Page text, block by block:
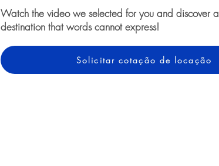
Watch the video we selected for you and discover a
destination that words cannot express!
Solicitar cotação de locação